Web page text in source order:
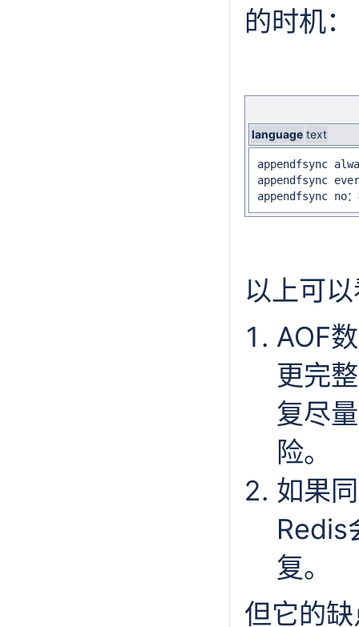
的时机：
language text
appendfsync
appendfsync
appendfsync no：
以上可
AOF
更完
复尽
险。
如果
Redis
复。
但它的